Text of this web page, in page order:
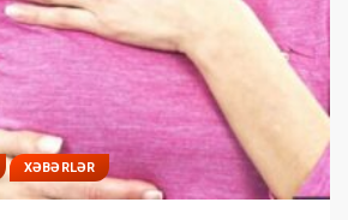
XƏBƏRLƏR